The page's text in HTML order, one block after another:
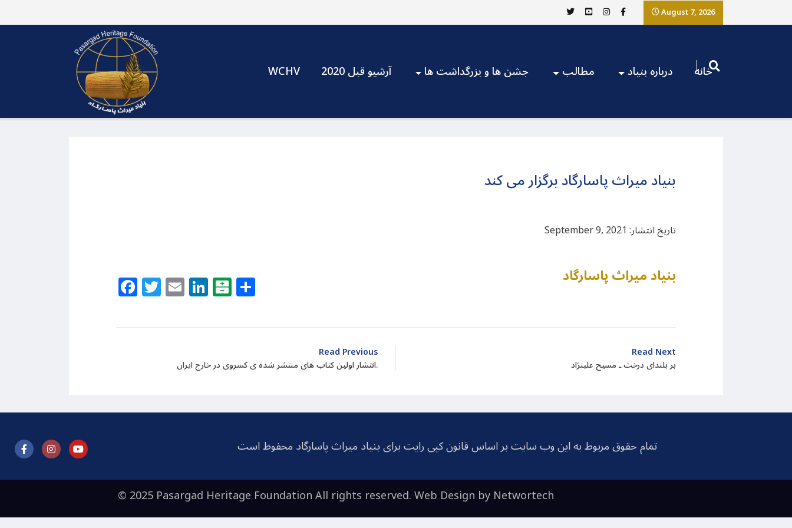
August 7, 2026
WCHV آرشیو قبل 2020 جشن ها و بزرگداشت ها مطالب درباره بنیاد خانه
بنیاد میراث پاسارگاد برگزار می کند
تاریخ انتشار: September 9, 2021
Facebook
Twitter
EmailLinkedIn
Balatarin بنیاد میراث پاسارگاد
Read Previous
انتشار اولین کتاب های منتشر شده ی کسروی در خارج ایران.
Read Next
بر بلندای درخت ـ مسیح علینژاد
تمام حقوق مربوط به این وب سایت بر اساس قانون کپی رایت برای بنیاد میراث پاسارگاد محفوظ است
© 2025 Pasargad Heritage Foundation All rights reserved. Web Design byNetwortech